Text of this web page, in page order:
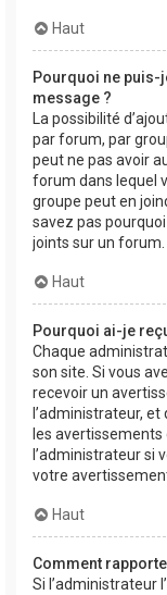
Haut
Pourquoi ne puis-
message ?
La possibilité
par forum, par
peut ne pas avoir
forum dans lequel
groupe peut en
savez pas
joints sur un forum.
Haut
Pourquoi ai-je
Chaque
son site. Si vous
recevoir un
l’administrateur,
les avertissements
l’administrateur si
votre
Haut
Comment
Si l’administrateur